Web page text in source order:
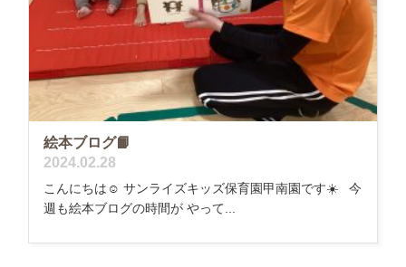
絵本ブログ📙
2024.02.28
こんにちは☺️ サンライズキッズ保育園甲南園です☀️ 今
週も絵本ブログの時間が やって...